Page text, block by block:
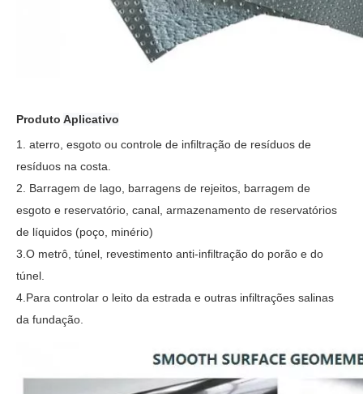
Produto Aplicativo
1. aterro, esgoto ou controle de infiltração de resíduos de
resíduos na costa.
2. Barragem de lago, barragens de rejeitos, barragem de
esgoto e reservatório, canal, armazenamento de reservatórios
de líquidos (poço, minério)
3.O metrô, túnel, revestimento anti-infiltração do porão e do
túnel.
4.Para controlar o leito da estrada e outras infiltrações salinas
da fundação.